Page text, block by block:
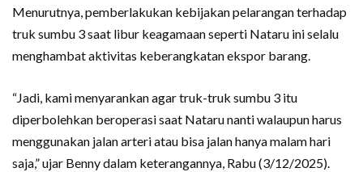
Menurutnya, pemberlakukan kebijakan pelarangan terhadap
truk sumbu 3 saat libur keagamaan seperti Nataru ini selalu
menghambat aktivitas keberangkatan ekspor barang.
“Jadi, kami menyarankan agar truk-truk sumbu 3 itu
diperbolehkan beroperasi saat Nataru nanti walaupun harus
menggunakan jalan arteri atau bisa jalan hanya malam hari
saja,” ujar Benny dalam keterangannya, Rabu (3/12/2025).